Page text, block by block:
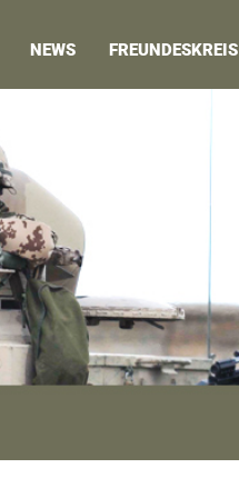
NEWS FREUNDESKREIS